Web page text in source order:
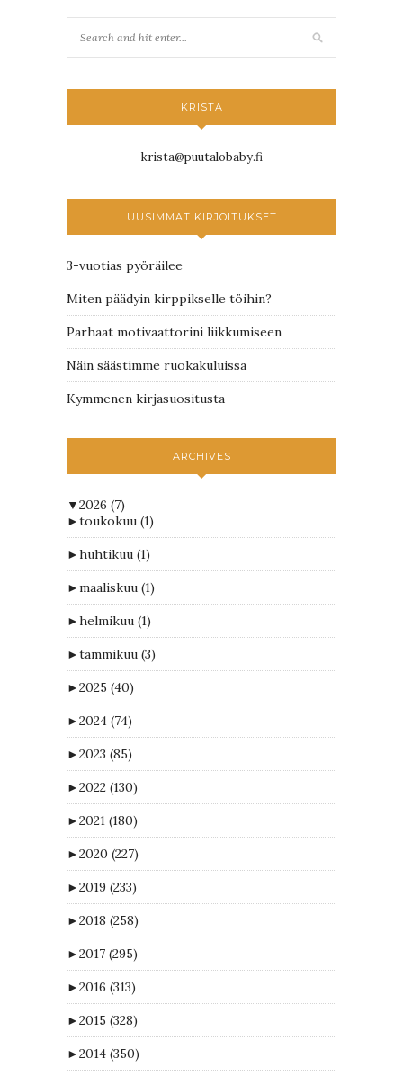
KRISTA
krista@puutalobaby.fi
UUSIMMAT KIRJOITUKSET
3-vuotias pyöräilee
Miten päädyin kirppikselle töihin?
Parhaat motivaattorini liikkumiseen
Näin säästimme ruokakuluissa
Kymmenen kirjasuositusta
ARCHIVES
▼2026 (7)
►toukokuu (1)
►huhtikuu (1)
►maaliskuu (1)
►helmikuu (1)
►tammikuu (3)
►2025 (40)
►2024 (74)
►2023 (85)
►2022 (130)
►2021 (180)
►2020 (227)
►2019 (233)
►2018 (258)
►2017 (295)
►2016 (313)
►2015 (328)
►2014 (350)